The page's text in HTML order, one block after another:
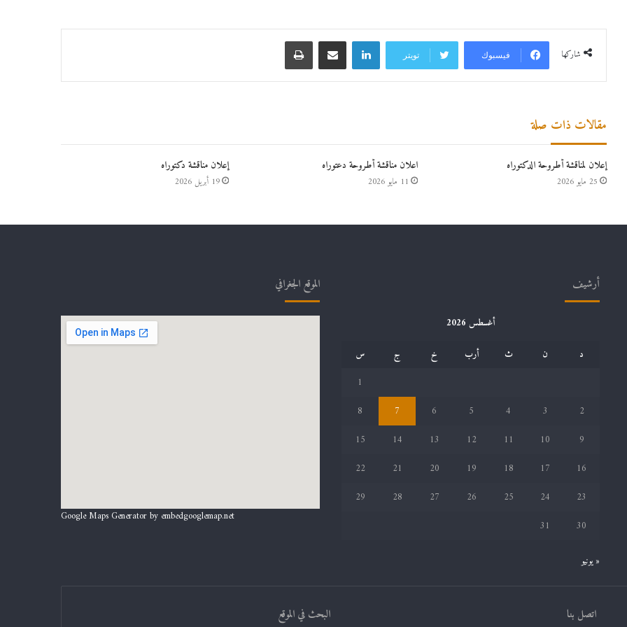
شاركها فيسبوك تويتر
لينكدإن مشاركة عبر البريد طباعة
مقالات ذات صلة
إعلان لمناقشة أطروحة الدكتوراه
25 مايو 2026
اعلان مناقشة أطروحة دعتوراه
11 مايو 2026
إعلان مناقشة دكتوراه
19 أبريل 2026
أرشيف
أغسطس 2026
د
ن ث أرب خ ج
س
1
2
3
4
5
6
7
8
9
10
11
12
13
14
15
16
17
18
19
20
21
22
23
24
25
26
27
28
29
30
31
« يونيو
الموقع الجغرافي
Google Maps Generator by embedgooglemap.net
اتصل بنا البحث في الموقع